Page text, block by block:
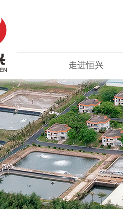
走进恒兴